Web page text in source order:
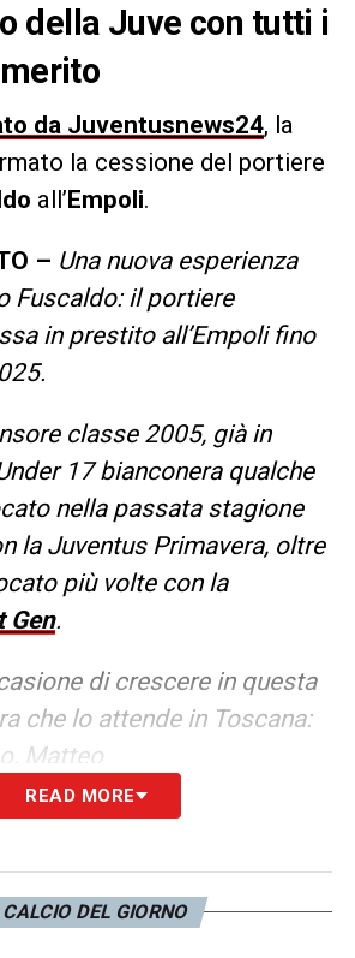
della Juve con tutti i
da Juventusnews24, la
la cessione del portiere
all’Empoli.
– Una nuova esperienza
Fuscaldo: il portiere
in prestito all’Empoli fino
classe 2005, già in
17 bianconera qualche
nella passata stagione
la Juventus Primavera, oltre
più volte con la
Gen.
di crescere in questa
che lo attende in Toscana:
Matteo
READ MORE
DEL GIORNO